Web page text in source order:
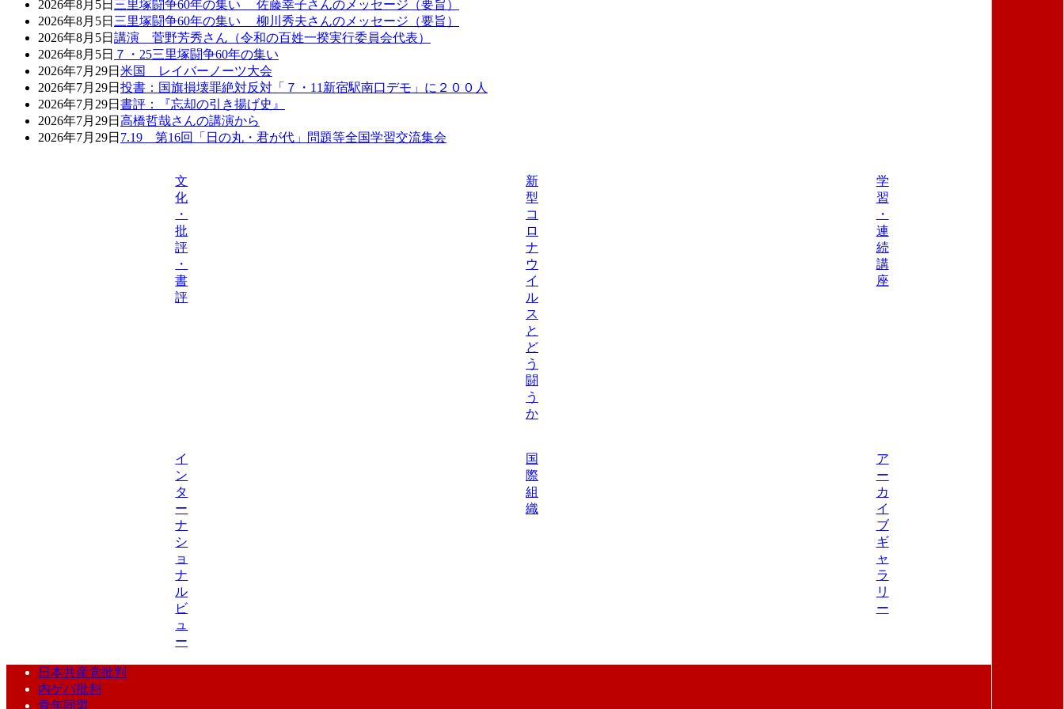
2026年8月5日 三里塚闘争60年の集い 佐藤幸子さんのメッセージ（要旨）
2026年8月5日 三里塚闘争60年の集い 柳川秀夫さんのメッセージ（要旨）
2026年8月5日 講演 菅野芳秀さん（令和の百姓一揆実行委員会代表）
2026年8月5日 ７・25三里塚闘争60年の集い
2026年7月29日 米国 レイバーノーツ大会
2026年7月29日 投書：国旗損壊罪絶対反対「７・11新宿駅南口デモ」に２００人
2026年7月29日 書評：『忘却の引き揚げ史』
2026年7月29日 高橋哲哉さんの講演から
2026年7月29日 7.19 第16回「日の丸・君が代」問題等全国学習交流集会
文
化
・
批
評
・
書
評
新
型
コ
ロ
ナ
ウ
イ
ル
ス
と
ど
う
闘
う
か
学
習
・
連
続
講
座
イ
ン
タ
ー
ナ
シ
ョ
ナ
ル
ビ
ュ
ー
国
際
組
織
ア
ー
カ
イ
ブ
ギ
ャ
ラ
リ
ー
日本共産党批判
内ゲバ批判
青年同盟